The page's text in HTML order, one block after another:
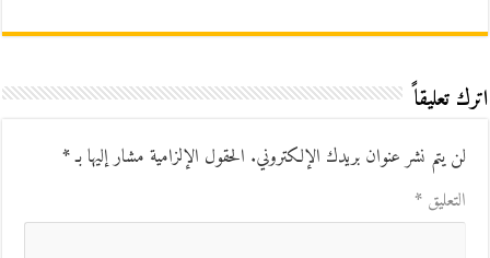
اترك تعليقاً
لن يتم نشر عنوان بريدك الإلكتروني. الحقول الإلزامية مشار إليها بـ*
التعليق*